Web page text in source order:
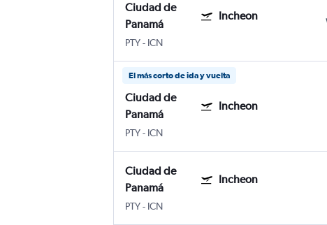
Ciudad de
Panamá
Incheon
PTY- ICN
El más corto de ida y vuelta
Ciudad de
Panamá
Incheon
PTY- ICN
Ciudad de
Panamá
Incheon
PTY- ICN